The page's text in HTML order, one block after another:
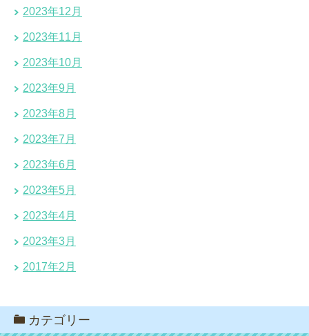
2023年12月
2023年11月
2023年10月
2023年9月
2023年8月
2023年7月
2023年6月
2023年5月
2023年4月
2023年3月
2017年2月
カテゴリー